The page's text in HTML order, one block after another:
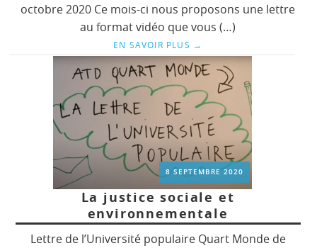
octobre 2020 Ce mois-ci nous proposons une lettre
au format vidéo que vous (…)
EN SAVOIR PLUS →
8 SEPTEMBRE 2020
La justice sociale et
environnementale
Lettre de l’Université populaire Quart Monde de